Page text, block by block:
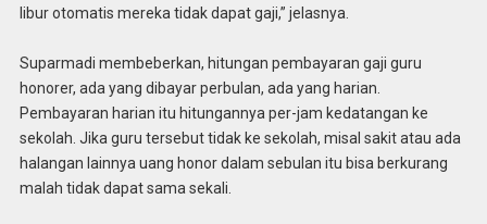
libur otomatis mereka tidak dapat gaji,” jelasnya.
Suparmadi membeberkan, hitungan pembayaran gaji guru
honorer, ada yang dibayar perbulan, ada yang harian.
Pembayaran harian itu hitungannya per-jam kedatangan ke
sekolah. Jika guru tersebut tidak ke sekolah, misal sakit atau ada
halangan lainnya uang honor dalam sebulan itu bisa berkurang
malah tidak dapat sama sekali.